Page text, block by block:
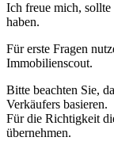
Ich freue mich,
haben.
Für erste Fragen
Immobilienscout.
Bitte beachten Sie,
Verkäufers basieren.
Für die Richtigkeit
übernehmen.